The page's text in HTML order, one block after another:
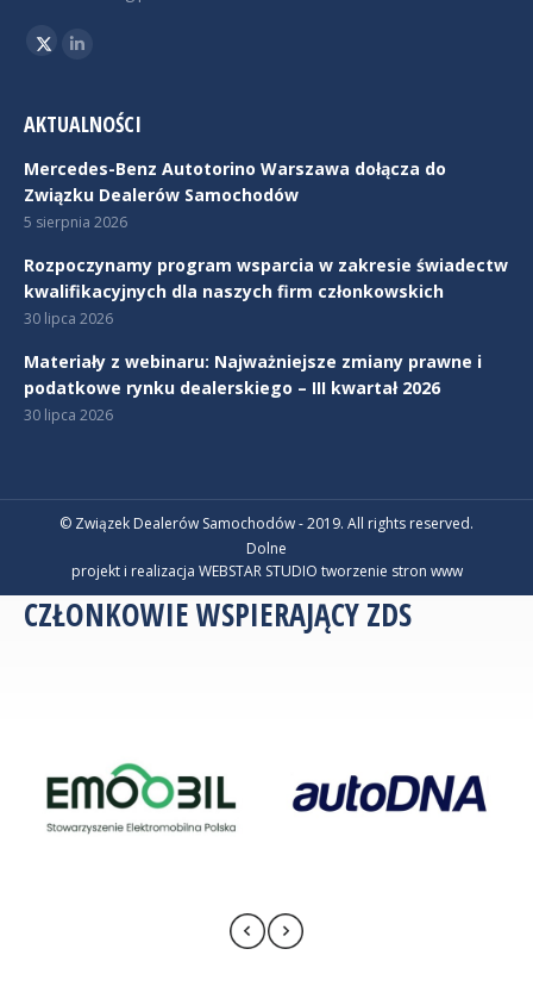
Znajdź nas na:
TwitterLinkedin
AKTUALNOŚCI
Mercedes-Benz Autotorino Warszawa dołącza do
Związku Dealerów Samochodów
5 sierpnia 2026
Rozpoczynamy program wsparcia w zakresie świadectw
kwalifikacyjnych dla naszych firm członkowskich
30 lipca 2026
Materiały z webinaru: Najważniejsze zmiany prawne i
podatkowe rynku dealerskiego – III kwartał 2026
30 lipca 2026
© Związek Dealerów Samochodów - 2019. All rights reserved.
Dolne
projekt i realizacja WEBSTAR STUDIO tworzenie stron www
CZŁONKOWIE WSPIERAJĄCY ZDS